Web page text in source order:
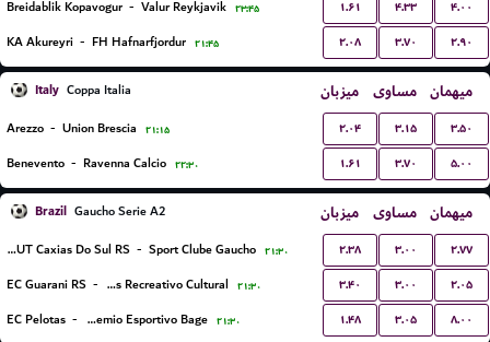
Breidablik Kopavogur - Valur Reykjavik ۲۳:۴۵ ۱.۶۱ ۴.۳۳ ۴.۰۰
KA Akureyri - FH Hafnarfjordur ۲۱:۴۵ ۲.۰۸ ۳.۷۰ ۲.۹۰
Italy Coppa Italia میزبان مساوی میهمان
Arezzo - Union Brescia ۲۱:۱۵ ۲.۰۴ ۳.۱۵ ۳.۵۰
Benevento - Ravenna Calcio ۲۲:۳۰ ۱.۶۱ ۳.۷۰ ۵.۰۰
Brazil Gaucho Serie A2 میزبان مساوی میهمان
APAFUT Caxias Do Sul RS - Sport Clube Gaucho ۲۱:۳۰ ۲.۳۸ ۳.۰۰ ۲.۷۷
EC Guarani RS - EC Veranópolis Recreativo Cultural ۲۱:۳۰ ۳.۴۰ ۳.۰۰ ۲.۰۵
EC Pelotas - Gremio Esportivo Bage ۲۱:۳۰ ۱.۴۸ ۳.۰۵ ۸.۰۰